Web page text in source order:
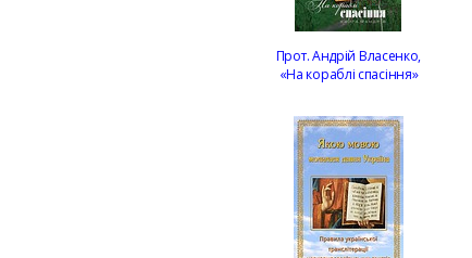
Прот. Андрій Власенко,
«На кораблі спасіння»